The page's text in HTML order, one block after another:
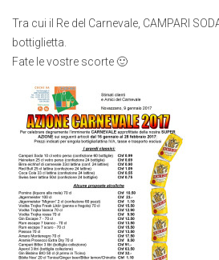
Tra cui il Re del Carnevale, CAMPARI
bottiglietta.
Fate le vostre scorte 🙂